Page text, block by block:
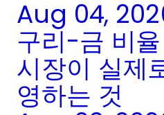
Aug 04,
구리-금 비
시장이 실제
영하는 것